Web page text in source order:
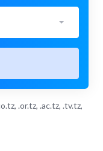
.or.tz, .ac.tz, .tv.tz,